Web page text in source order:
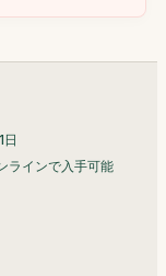
日
ラインで入手可能